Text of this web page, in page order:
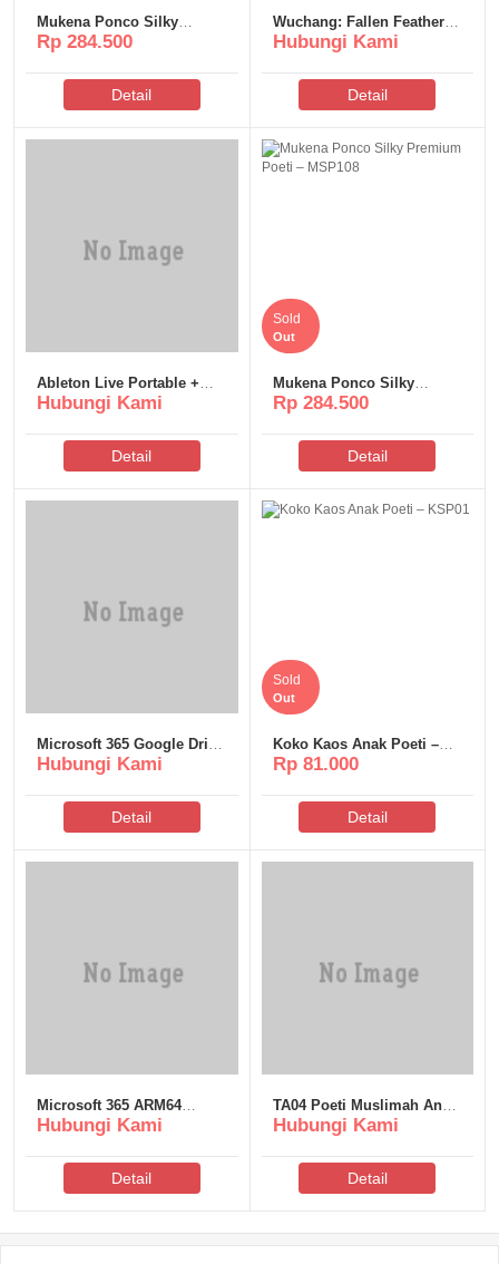
Mukena Ponco Silky
Premium Poeti – MSP115
Rp 284.500
Detail
Wuchang: Fallen Feathers
Deluxe Edition Crack Fix
Hubungi Kami
Detail
Ableton Live Portable +
Activator [no Virus] (x32-
Hubungi Kami
Detail
Mukena Ponco Silky
Premium Poeti – MSP108
Sold
Out
Rp 284.500
Detail
Microsoft 365 Google Drive
most Recent Version No
CMD
Hubungi Kami
Detail
Koko Kaos Anak Poeti –
KSP01
Sold
Out
Rp 81.000
Detail
Microsoft 365 ARM64
Latest No Defender Check
Hubungi Kami
Detail
TA04 Poeti Muslimah Anak
Over All Katun
Hubungi Kami
Detail